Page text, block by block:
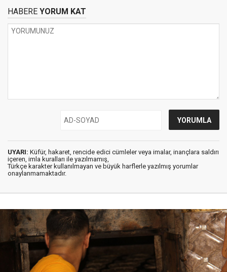
HABERE YORUM KAT
UYARI: Küfür, hakaret, rencide edici cümleler veya imalar, inançlara saldırı
içeren, imla kuralları ile yazılmamış,
Türkçe karakter kullanılmayan ve büyük harflerle yazılmış yorumlar
onaylanmamaktadır.